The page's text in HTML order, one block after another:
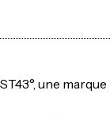
une marque